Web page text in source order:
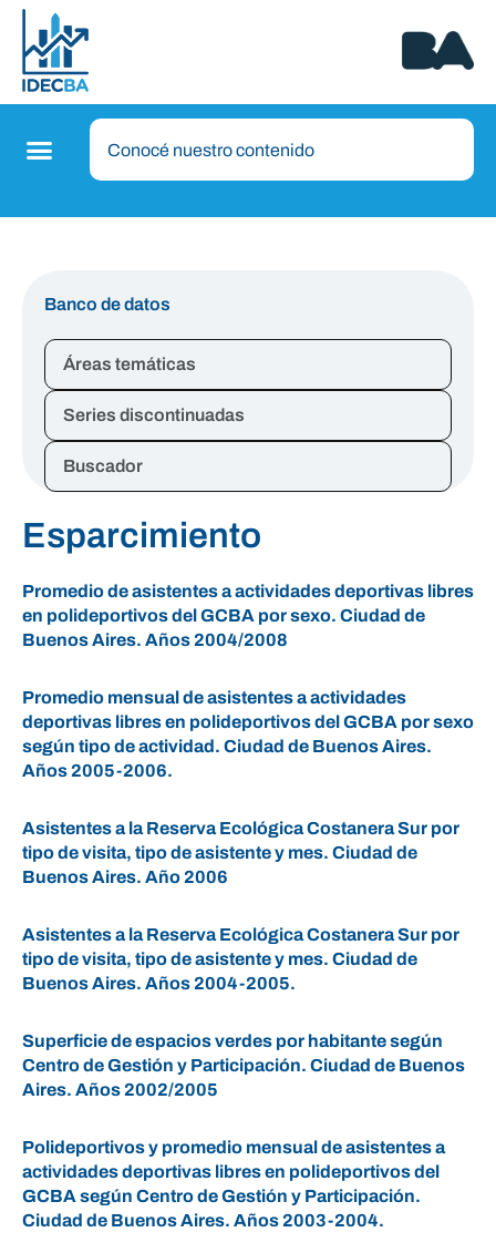
Banco de datos
Áreas temáticas
Series discontinuadas
Buscador
Esparcimiento
Promedio de asistentes a actividades deportivas libres
en polideportivos del GCBA por sexo. Ciudad de
Buenos Aires. Años 2004/2008
Promedio mensual de asistentes a actividades
deportivas libres en polideportivos del GCBA por sexo
según tipo de actividad. Ciudad de Buenos Aires.
Años 2005-2006.
Asistentes a la Reserva Ecológica Costanera Sur por
tipo de visita, tipo de asistente y mes. Ciudad de
Buenos Aires. Año 2006
Asistentes a la Reserva Ecológica Costanera Sur por
tipo de visita, tipo de asistente y mes. Ciudad de
Buenos Aires. Años 2004-2005.
Superficie de espacios verdes por habitante según
Centro de Gestión y Participación. Ciudad de Buenos
Aires. Años 2002/2005
Polideportivos y promedio mensual de asistentes a
actividades deportivas libres en polideportivos del
GCBA según Centro de Gestión y Participación.
Ciudad de Buenos Aires. Años 2003-2004.